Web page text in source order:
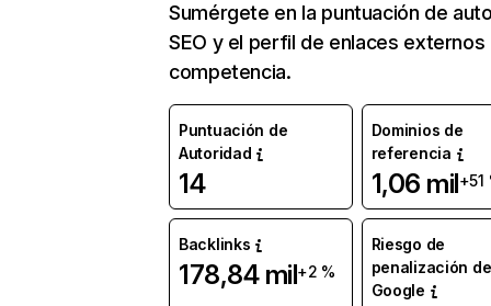
Sumérgete en la puntuación de
SEO y el perfil de enlaces externos
competencia.
Puntuación de
Autoridad
14
Dominios de
referencia
1,06 mil+51
Backlinks
178,84 mil+2 %
Riesgo de
penalización de
Google